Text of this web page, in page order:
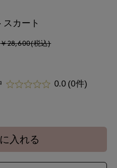
スカート
￥28,600(税込)
0.0 (0件)
入れる